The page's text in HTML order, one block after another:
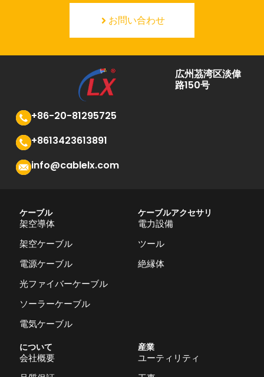
お問い合わせ
広州茘湾区淡偉
路150号
+86-20-81295725
+8613423613891
info@cablelx.com
ケーブル
架空導体
架空ケーブル
電源ケーブル
光ファイバーケーブル
ソーラーケーブル
電気ケーブル
ケーブルアクセサリ
電力設備
ツール
絶縁体
について
会社概要
産業
ユーティリティ